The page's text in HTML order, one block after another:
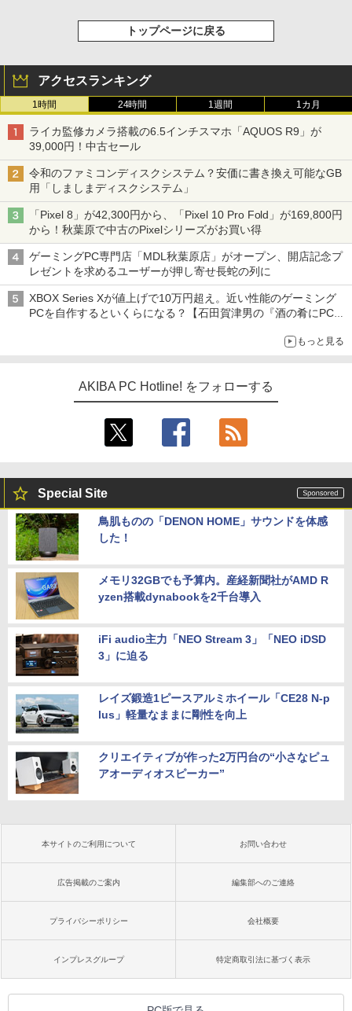
トップページに戻る
アクセスランキング
1時間 24時間 1週間 1カ月
ライカ監修カメラ搭載の6.5インチスマホ「AQUOS R9」が
39,000円！中古セール
令和のファミコンディスクシステム？安価に書き換え可能なGB
用「しましまディスクシステム」
「Pixel 8」が42,300円から、「Pixel 10 Pro Fold」が169,800円
から！秋葉原で中古のPixelシリーズがお買い得
ゲーミングPC専門店「MDL秋葉原店」がオープン、開店記念プ
レゼントを求めるユーザーが押し寄せ長蛇の列に
XBOX Series Xが値上げで10万円超え。近い性能のゲーミング
PCを自作するといくらになる？【石田賀津男の『酒の肴にPCゲ
もっと見る
AKIBA PC Hotline! をフォローする
Special Site
鳥肌ものの「DENON HOME」サウンドを体感
した！
メモリ32GBでも予算内。産経新聞社がAMD R
yzen搭載dynabookを2千台導入
iFi audio主力「NEO Stream 3」「NEO iDSD
3」に迫る
レイズ鍛造1ピースアルミホイール「CE28 N-p
lus」軽量なままに剛性を向上
クリエイティブが作った2万円台の“小さなピュ
アオーディオスピーカー”
本サイトのご利用について お問い合わせ
広告掲載のご案内 編集部へのご連絡
プライバシーポリシー 会社概要
インプレスグループ 特定商取引法に基づく表示